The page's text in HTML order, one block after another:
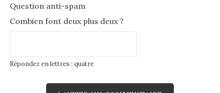
Question anti-spam
Combien font deux plus deux ?
Répondez en lettres : quatre